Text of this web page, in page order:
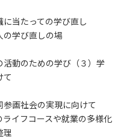
に当たっての学び直し
の学び直しの場
活動のための学び（３）学
て
画社会の実現に向けて
イフコースや就業の多様化
理